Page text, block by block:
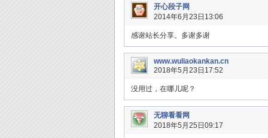
开心段子网
2014年6月23日13:06
感谢站长分享。多谢多谢
www.wuliaokankan.cn
2018年5月23日17:52
没用过，在哪儿呢？
无聊看看网
2018年5月25日09:17